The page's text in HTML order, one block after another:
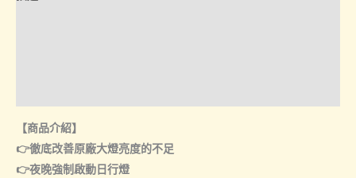
【商品介紹】
👉徹底改善原廠大燈亮度的不足
👉夜晚強制啟動日行燈